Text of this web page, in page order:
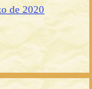
de 2020